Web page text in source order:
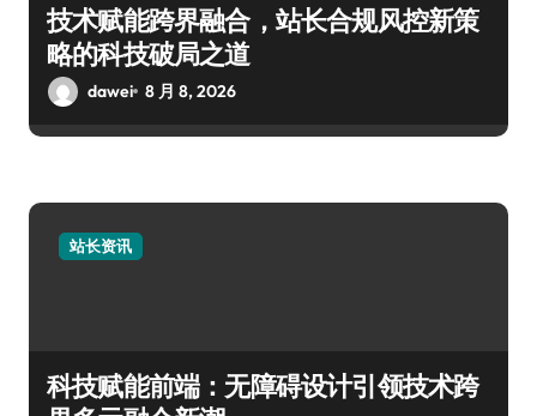
技术赋能跨界融合，站长合规风控新策
略的科技破局之道
dawei 8 月 8, 2026
站长资讯
科技赋能前端：无障碍设计引领技术跨